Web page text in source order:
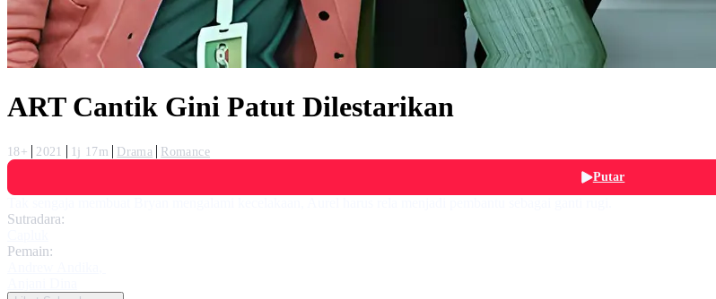
ART Cantik Gini Patut Dilestarikan
18+ 2021 1j 17m Drama
Romance
Putar
Sutradara:
Pemain: